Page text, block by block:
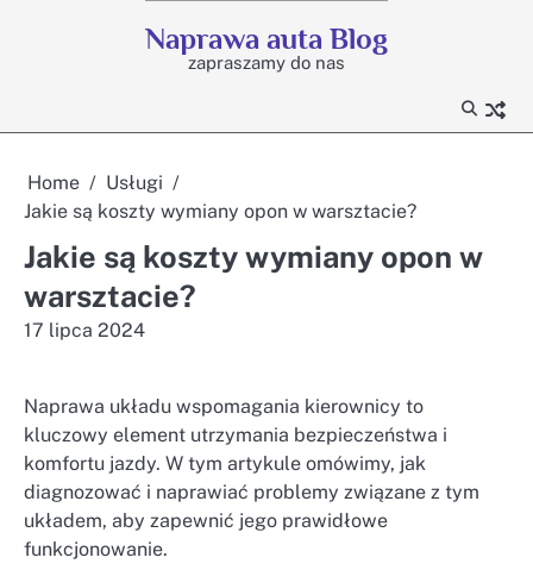
Naprawa auta Blog
zapraszamy do nas
Home
Usługi
Jakie są koszty wymiany opon w warsztacie?
Jakie są koszty wymiany opon w
warsztacie?
17 lipca 2024
Naprawa układu wspomagania kierownicy to
kluczowy element utrzymania bezpieczeństwa i
komfortu jazdy. W tym artykule omówimy, jak
diagnozować i naprawiać problemy związane z tym
układem, aby zapewnić jego prawidłowe
funkcjonowanie.